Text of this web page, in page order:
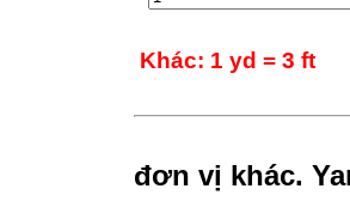
Khác: 1 yd = 3 ft
đơn vị khác.